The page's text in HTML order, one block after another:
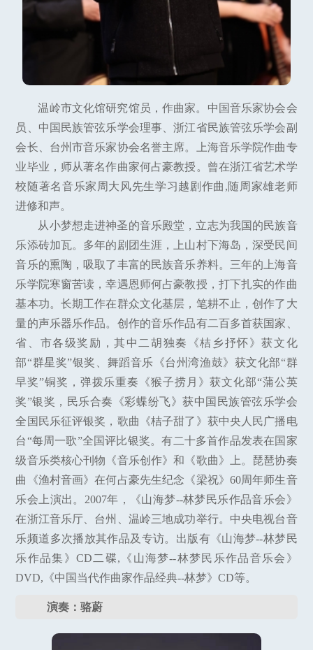
温岭市文化馆研究馆员，作曲家。中国音乐家协会会
员、中国民族管弦乐学会理事、浙江省民族管弦乐学会副
会长、台州市音乐家协会名誉主席。上海音乐学院作曲专
业毕业，师从著名作曲家何占豪教授。曾在浙江省艺术学
校随著名音乐家周大风先生学习越剧作曲,随周家雄老师
进修和声。
从小梦想走进神圣的音乐殿堂，立志为我国的民族音
乐添砖加瓦。多年的剧团生涯，上山村下海岛，深受民间
音乐的熏陶，吸取了丰富的民族音乐养料。三年的上海音
乐学院寒窗苦读，幸遇恩师何占豪教授，打下扎实的作曲
基本功。长期工作在群众文化基层，笔耕不止，创作了大
量的声乐器乐作品。创作的音乐作品有二百多首获国家、
省、市各级奖励，其中二胡独奏《桔乡抒怀》获文化
部“群星奖”银奖、舞蹈音乐《台州湾渔鼓》获文化部“群
早奖”铜奖，弹拨乐重奏《猴子捞月》获文化部“蒲公英
奖”银奖，民乐合奏《彩蝶纷飞》获中国民族管弦乐学会
全国民乐征评银奖，歌曲《桔子甜了》获中央人民广播电
台“每周一歌”全国评比银奖。有二十多首作品发表在国家
级音乐类核心刊物《音乐创作》和《歌曲》上。琵琶协奏
曲《渔村音画》在何占豪先生纪念《梁祝》60周年师生音
乐会上演出。2007年，《山海梦--林梦民乐作品音乐会》
在浙江音乐厅、台州、温岭三地成功举行。中央电视台音
乐频道多次播放其作品及专访。出版有《山海梦--林梦民
乐作品集》CD二碟,《山海梦--林梦民乐作品音乐会》
DVD,《中国当代作曲家作品经典--林梦》CD等。
演奏：骆蔚